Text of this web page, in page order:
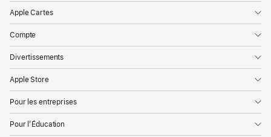
Apple Cartes
Compte
Divertissements
Apple Store
Pour les entreprises
Pour l’Éducation